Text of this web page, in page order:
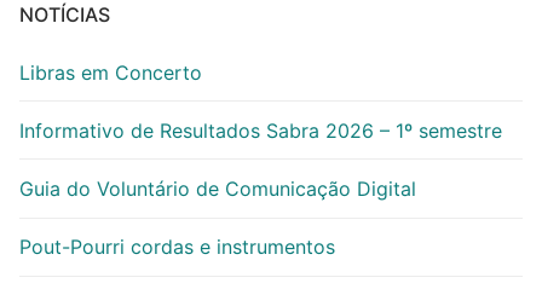
NOTÍCIAS
Libras em Concerto
Informativo de Resultados Sabra 2026 – 1º semestre
Guia do Voluntário de Comunicação Digital
Pout-Pourri cordas e instrumentos